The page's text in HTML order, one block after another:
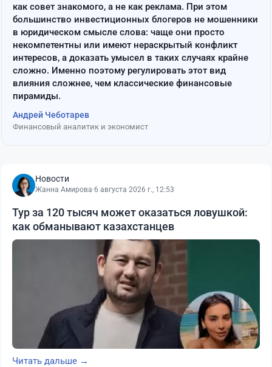
как совет знакомого, а не как реклама. При этом
большинство инвестиционных блогеров не мошенники
в юридическом смысле слова: чаще они просто
некомпетентны или имеют нераскрытый конфликт
интересов, а доказать умысел в таких случаях крайне
сложно. Именно поэтому регулировать этот вид
влияния сложнее, чем классические финансовые
пирамиды.
Андрей Чеботарев
Финансовый аналитик и экономист
Новости
Жанна Амирова·6 августа 2026 г., 12:53
Тур за 120 тысяч может оказаться ловушкой:
как обманывают казахстанцев
Читать дальше →